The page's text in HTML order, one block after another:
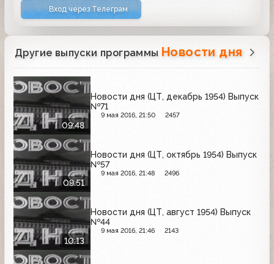
Вход через Телеграм
Другие выпуски программы Новости дня
09:48
Новости дня (ЦТ, декабрь 1954) Выпуск
№71
9 мая 2016, 21:50 2457
09:51
Новости дня (ЦТ, октябрь 1954) Выпуск
№57
9 мая 2016, 21:48 2496
10:13
Новости дня (ЦТ, август 1954) Выпуск
№44
9 мая 2016, 21:46 2143